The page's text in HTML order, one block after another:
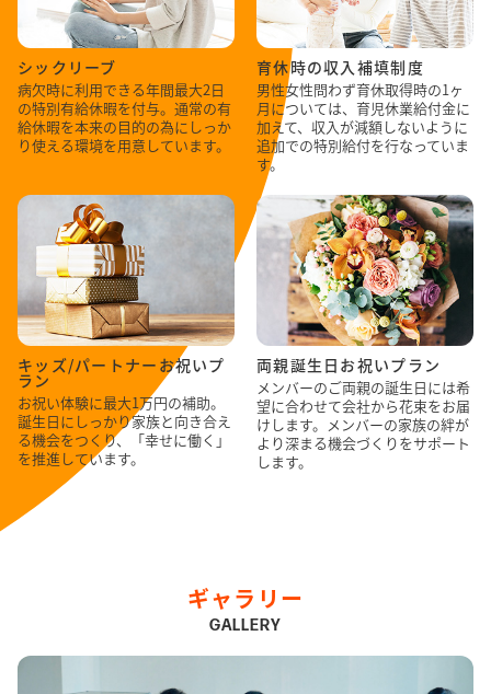
シックリーブ
病欠時に利用できる年間最大2日
の特別有給休暇を付与。通常の有
給休暇を本来の目的の為にしっか
り使える環境を用意しています。
育休時の収入補填制度
男性女性問わず育休取得時の1ヶ
月については、育児休業給付金に
加えて、収入が減額しないように
追加での特別給付を行なっていま
す。
キッズ/パートナーお祝いプ
ラン
お祝い体験に最大1万円の補助。
誕生日にしっかり家族と向き合え
る機会をつくり、「幸せに働く」
を推進しています。
両親誕生日お祝いプラン
メンバーのご両親の誕生日には希
望に合わせて会社から花束をお届
けします。メンバーの家族の絆が
より深まる機会づくりをサポート
します。
ギャラリー
GALLERY